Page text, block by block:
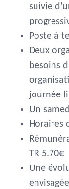
suivie
Poste à
Deux
besoins
journée
Un
Horaires
TR 5.70€
Une